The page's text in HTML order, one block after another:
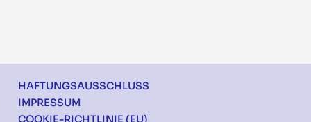
Footer
HAFTUNGSAUSSCHLUSS
IMPRESSUM
COOKIE-RICHTLINIE (EU)